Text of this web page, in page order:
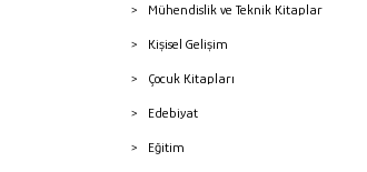
Mühendislik ve Teknik Kitaplar
Kişisel Gelişim
Çocuk Kitapları
Edebiyat
Eğitim